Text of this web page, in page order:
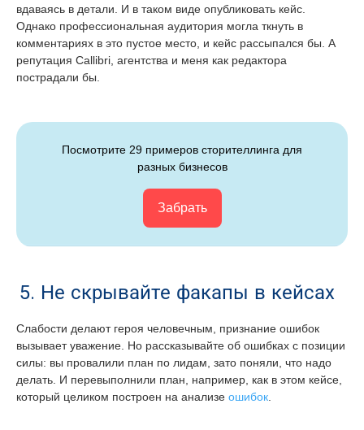
вдаваясь в детали. И в таком виде опубликовать кейс.
Однако профессиональная аудитория могла ткнуть в
комментариях в это пустое место, и кейс рассыпался бы. А
репутация Callibri, агентства и меня как редактора
пострадали бы.
Посмотрите 29 примеров сторителлинга для
разных бизнесов
Забрать
5. Не скрывайте факапы в кейсах
Слабости делают героя человечным, признание ошибок
вызывает уважение. Но рассказывайте об ошибках с позиции
силы: вы провалили план по лидам, зато поняли, что надо
делать. И перевыполнили план, например, как в этом кейсе,
который целиком построен на анализе ошибок